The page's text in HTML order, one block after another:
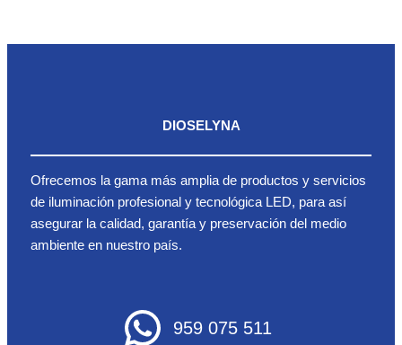
DIOSELYNA
Ofrecemos la gama más amplia de productos y servicios
de iluminación profesional y tecnológica LED, para así
asegurar la calidad, garantía y preservación del medio
ambiente en nuestro país.
959 075 511